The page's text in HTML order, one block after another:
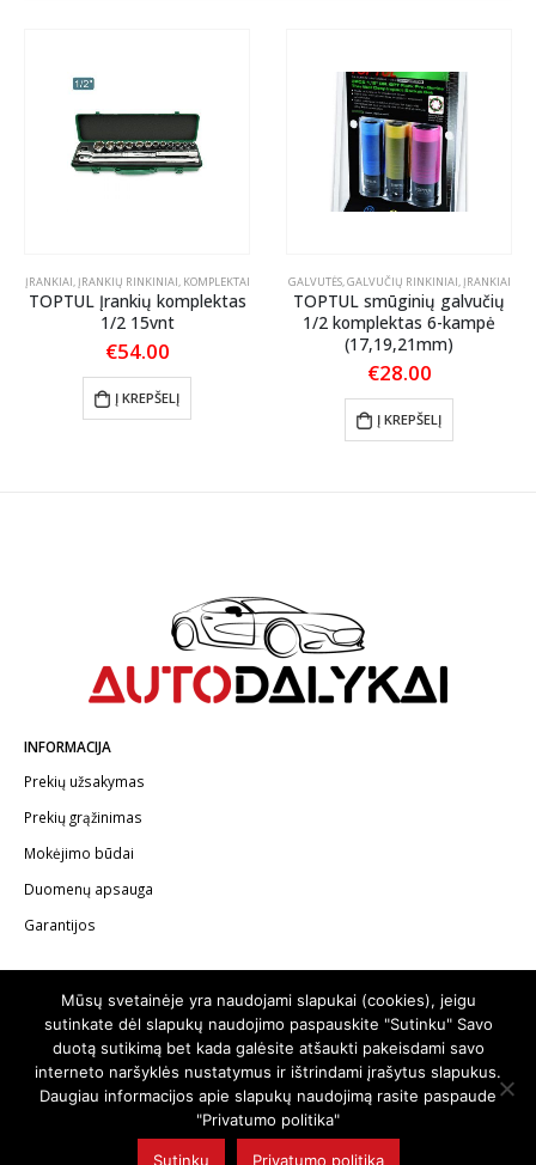
ĮRANKIAI, ĮRANKIŲ RINKINIAI, KOMPLEKTAI
TOPTUL Įrankių komplektas
1/2 15vnt
€54.00
Į KREPŠELĮ
GALVUTĖS, GALVUČIŲ RINKINIAI, ĮRANKIAI
TOPTUL smūginių galvučių
1/2 komplektas 6-kampė
(17,19,21mm)
€28.00
Į KREPŠELĮ
INFORMACIJA
Prekių užsakymas
Prekių grąžinimas
Mokėjimo būdai
Duomenų apsauga
Garantijos
Telefonas:+370 602 62622
El.paštas: info@autodalykai.lt
Mūsų svetainėje yra naudojami slapukai (cookies), jeigu
sutinkate dėl slapukų naudojimo paspauskite "Sutinku" Savo
duotą sutikimą bet kada galėsite atšaukti pakeisdami savo
interneto naršyklės nustatymus ir ištrindami įrašytus slapukus.
Daugiau informacijos apie slapukų naudojimą rasite paspaude
"Privatumo politika"
Sutinku Privatumo politika